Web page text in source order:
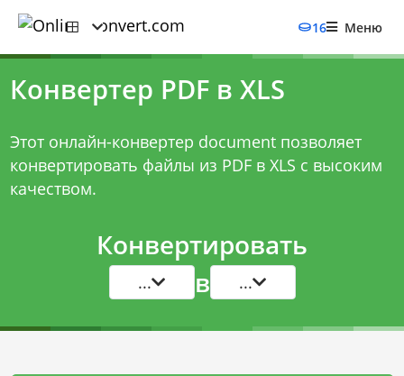
16 Меню
Конвертер PDF в XLS
Этот онлайн-конвертер document позволяет
конвертировать файлы из PDF в XLS с высоким
качеством.
Конвертировать
... в ...